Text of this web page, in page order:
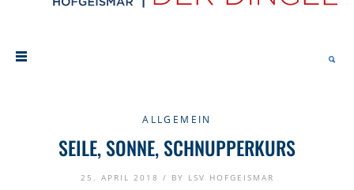
ALLGEMEIN
SEILE, SONNE, SCHNUPPERKURS
25. APRIL 2018 / BY LSV HOFGEISMAR